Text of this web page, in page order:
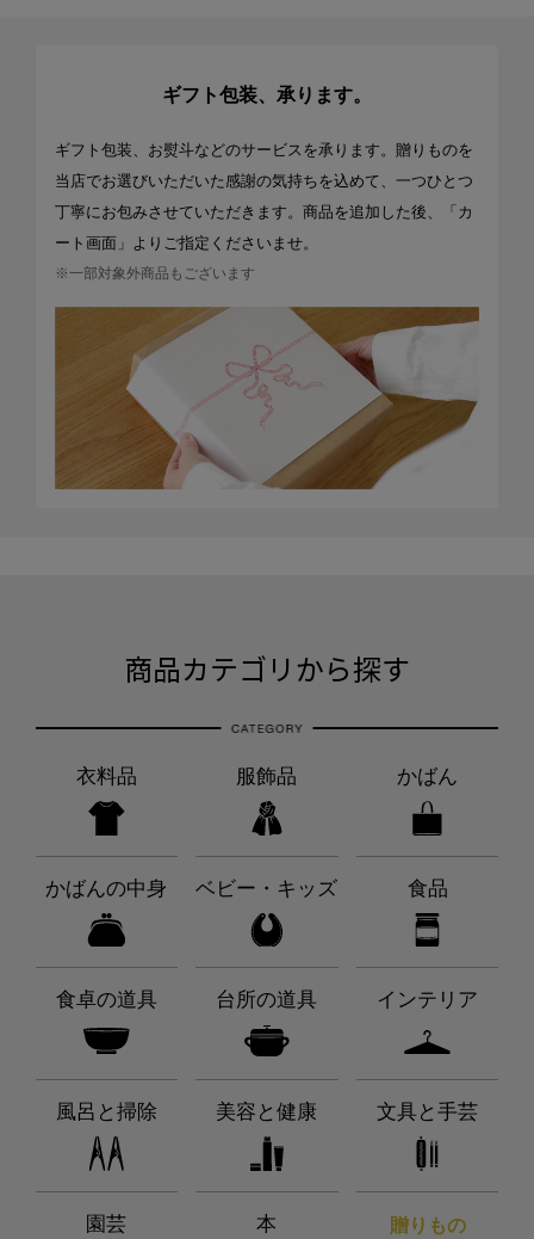
ギフト包装、承ります。
ギフト包装、お熨斗などのサービスを承ります。贈りものを
当店でお選びいただいた感謝の気持ちを込めて、一つひとつ
丁寧にお包みさせていただきます。商品を追加した後、「カ
ート画面」よりご指定くださいませ。
※一部対象外商品もございます
商品カテゴリから探す
衣料品 服飾品 かばん
かばんの中身 ベビー・キッズ 食品
食卓の道具 台所の道具 インテリア
風呂と掃除 美容と健康 文具と手芸
園芸 本 贈りもの